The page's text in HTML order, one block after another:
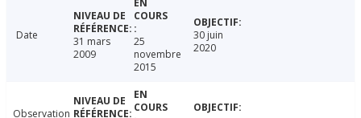
Date
31 mars
2009
25
novembre
2015
30 juin
2020
Observation